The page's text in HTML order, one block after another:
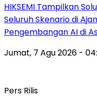
HIKSEMI Tampilkan
Seluruh Skenario di
Pengembangan AI di
Jumat, 7 Agu 2026 -
Pers Rilis